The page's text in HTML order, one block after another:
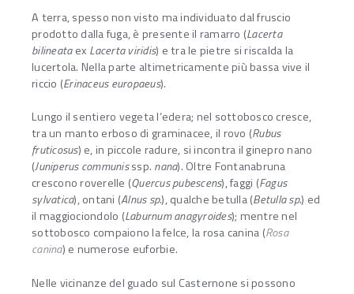
A terra, spesso non visto ma individuato dal fruscio
prodotto dalla fuga, è presente il ramarro (Lacerta
bilineataex Lacerta viridis) e tra le pietre si riscalda la
lucertola. Nella parte altimetricamente più bassa vive il
riccio (Erinaceus europaeus).
Lungo il sentiero vegeta l’edera; nel sottobosco cresce,
tra un manto erboso di graminacee, il rovo (Rubus
fruticosus) e, in piccole radure, si incontra il ginepro nano
(Juniperus communisssp. nana). Oltre Fontanabruna
crescono roverelle (Quercus pubescens), faggi (Fagus
sylvatica), ontani (Alnus sp.), qualche betulla (Betulla sp.) ed
il maggiociondolo (Laburnum anagyroides); mentre nel
sottobosco compaiono la felce, la rosa canina (Rosa
canina) e numerose euforbie.
Nelle vicinanze del guado sul Casternone si possono